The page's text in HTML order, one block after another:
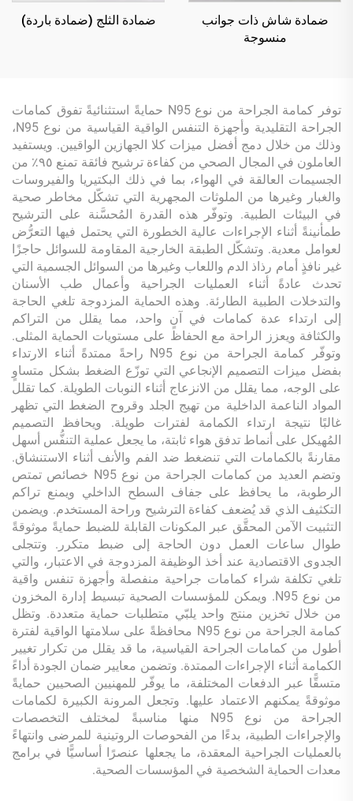
ضمادة شاش ذات جوانب
منسوجة
ضمادة الثلج (ضمادة باردة)
توفر كمامة الجراحة من نوع N95 حمايةً استثنائيةً تفوق كمامات
الجراحة التقليدية وأجهزة التنفس الواقية القياسية من نوع N95،
وذلك من خلال دمج أفضل ميزات كلا الجهازين الواقيين. ويستفيد
العاملون في المجال الصحي من كفاءة ترشيح فائقة تمنع ٩٥٪ من
الجسيمات العالقة في الهواء، بما في ذلك البكتيريا والفيروسات
والغبار وغيرها من الملوثات المجهرية التي تشكّل مخاطر صحية
في البيئات الطبية. وتوفّر هذه القدرة المُحسَّنة على الترشيح
طمأنينةً أثناء الإجراءات عالية الخطورة التي يحتمل فيها التعرُّض
لعوامل معدية. وتشكّل الطبقة الخارجية المقاومة للسوائل حاجزًا
غير نافذٍ أمام رذاذ الدم واللعاب وغيرها من السوائل الجسمية التي
تحدث عادةً أثناء العمليات الجراحية وأعمال طب الأسنان
والتدخلات الطبية الطارئة. وهذه الحماية المزدوجة تلغي الحاجة
إلى ارتداء عدة كمامات في آنٍ واحد، مما يقلل من التراكم
والكثافة ويعزز الراحة مع الحفاظ على مستويات الحماية المثلى.
وتوفّر كمامة الجراحة من نوع N95 راحةً ممتدةً أثناء الارتداء
بفضل ميزات التصميم الإنجاعي التي توزّع الضغط بشكل متساوٍ
على الوجه، مما يقلل من الانزعاج أثناء النوبات الطويلة. كما تقلل
المواد الناعمة الداخلية من تهيج الجلد وقروح الضغط التي تظهر
غالبًا نتيجة ارتداء الكمامة لفترات طويلة. ويحافظ التصميم
المُهيكل على أنماط تدفق هواء ثابتة، ما يجعل عملية التنفُّس أسهل
مقارنةً بالكمامات التي تنضغط ضد الفم والأنف أثناء الاستنشاق.
وتضم العديد من كمامات الجراحة من نوع N95 خصائص تمتص
الرطوبة، ما يحافظ على جفاف السطح الداخلي ويمنع تراكم
التكثيف الذي قد يُضعف كفاءة الترشيح وراحة المستخدم. ويضمن
التثبيت الآمن المحقَّق عبر المكونات القابلة للضبط حمايةً موثوقةً
طوال ساعات العمل دون الحاجة إلى ضبط متكرر. وتتجلى
الجدوى الاقتصادية عند أخذ الوظيفة المزدوجة في الاعتبار، والتي
تلغي تكلفة شراء كمامات جراحية منفصلة وأجهزة تنفس واقية
من نوع N95. ويمكن للمؤسسات الصحية تبسيط إدارة المخزون
من خلال تخزين منتج واحد يلبّي متطلبات حماية متعددة. وتظل
كمامة الجراحة من نوع N95 محافظةً على سلامتها الواقية لفترة
أطول من كمامات الجراحة القياسية، ما قد يقلل من تكرار تغيير
الكمامة أثناء الإجراءات الممتدة. وتضمن معايير ضمان الجودة أداءً
متسقًّا عبر الدفعات المختلفة، ما يوفّر للمهنيين الصحيين حمايةً
موثوقةً يمكنهم الاعتماد عليها. وتجعل المرونة الكبيرة لكمامات
الجراحة من نوع N95 منها مناسبةً لمختلف التخصصات
والإجراءات الطبية، بدءًا من الفحوصات الروتينية للمرضى وانتهاءً
بالعمليات الجراحية المعقدة، ما يجعلها عنصرًا أساسيًّا في برامج
معدات الحماية الشخصية في المؤسسات الصحية.